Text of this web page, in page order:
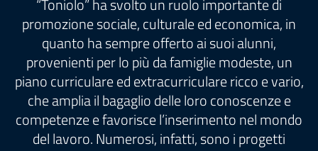
“Toniolo” ha svolto un ruolo importante di
promozione sociale, culturale ed economica, in
quanto ha sempre offerto ai suoi alunni,
provenienti per lo più da famiglie modeste, un
piano curriculare ed extracurriculare ricco e vario,
che amplia il bagaglio delle loro conoscenze e
competenze e favorisce l’inserimento nel mondo
del lavoro. Numerosi, infatti, sono i progetti